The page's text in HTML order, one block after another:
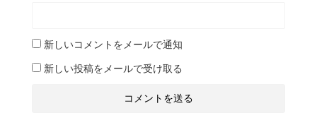
新しいコメントをメールで通知
新しい投稿をメールで受け取る